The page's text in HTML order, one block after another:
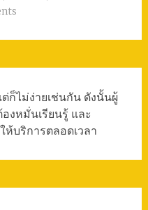
ก็ไม่ง่ายเช่นกัน ดังนั้นผู้
งหมั่นเรียนรู้ และ
บริการตลอดเวลา